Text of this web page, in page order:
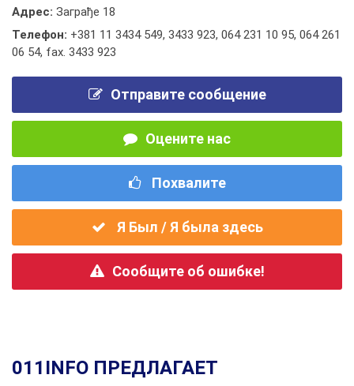
Адрес: Заграђе 18
Телефон: +381 11 3434 549, 3433 923, 064 231 10 95, 064 261
06 54, fax. 3433 923
Отправите сообщение
Оцените нас
Похвалите
Я Был / Я была здесь
Сообщите об ошибке!
011INFO ПРЕДЛАГАЕТ